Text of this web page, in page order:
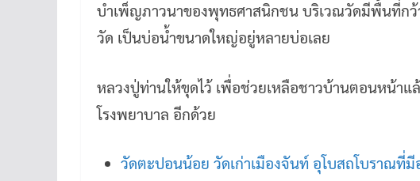
บำเพ็ญภาวนาของพุทธศาสนิกชน บริเวณวัดมีพื้นที่กว้
วัด เป็นบ่อน้ำขนาดใหญ่อยู่หลายบ่อเลย
หลวงปู่ท่านให้ขุดไว้ เพื่อช่วยเหลือชาวบ้านตอนหน้าแ
โรงพยาบาล อีกด้วย
วัดตะปอนน้อย วัดเก่าเมืองจันท์ อุโบสถโบราณที่มี